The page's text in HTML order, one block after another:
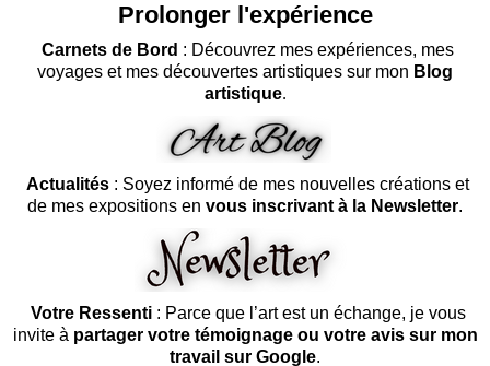
Prolonger l'expérience
Carnets de Bord : Découvrez mes expériences, mes
voyages et mes découvertes artistiques sur mon Blog
artistique.
Actualités : Soyez informé de mes nouvelles créations et
de mes expositions en vous inscrivant à la Newsletter.
Votre Ressenti: Parce que l’art est un échange, je vous
invite à partager votre témoignage ou votre avis sur mon
travail sur Google.